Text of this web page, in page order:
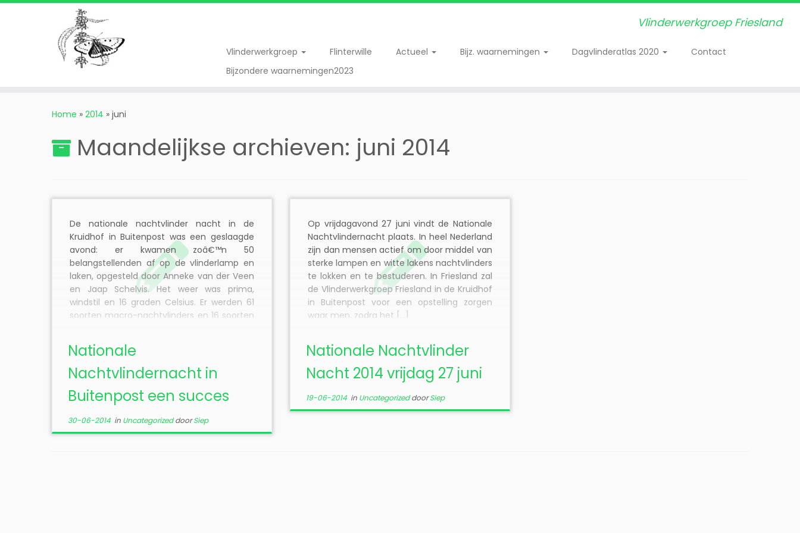
Vlinderwerkgroep Friesland
Vlinderwerkgroep Flinterwille Actueel Bijz. waarnemingen Dagvlinderatlas 2020
Contact
Bijzondere waarnemingen2023
Home » 2014 » juni
Maandelijkse archieven: juni 2014
De nationale nachtvlinder nacht in de
Kruidhof in Buitenpost was een geslaagde
avond: er kwamen zoâ€™n 50
belangstellenden af op de vlinderlamp en
laken, opgesteld door Anneke van der Veen
en Jaap Schelvis. Het weer was prima,
windstil en 16 graden Celsius. Er werden 61
soorten macro-nachtvlinders en 16 soorten
Nationale
Nachtvlindernacht in
Buitenpost een succes
30-06-2014in UncategorizeddoorSiep
Op vrijdagavond 27 juni vindt de Nationale
Nachtvlindernacht plaats. In heel Nederland
zijn dan mensen actief om door middel van
sterke lampen en witte lakens nachtvlinders
te lokken en te bestuderen. In Friesland zal
de Vlinderwerkgroep Friesland in de Kruidhof
in Buitenpost voor een opstelling zorgen
waar men, zodra het […]
Nationale Nachtvlinder
Nacht 2014 vrijdag 27 juni
19-06-2014in UncategorizeddoorSiep